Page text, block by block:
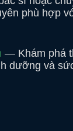
phù hợp
— Khám phá
dưỡng và